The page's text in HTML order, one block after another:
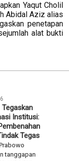
Yaqut Cholil
Abidal Aziz alias
penetapan
alat bukti
Institusi:
Tegas
tanggapan